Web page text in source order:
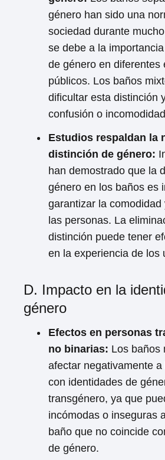
género han sido una
sociedad durante
se debe a la
de género en diferentes
públicos. Los baños
dificultar esta distinción
confusión o
Estudios respaldan la
distinción de género:
han demostrado que la
género en los baños es
garantizar la
las personas. La
distinción puede tener
en la experiencia de los
D. Impacto en la
género
Efectos en personas
no binarias: Los baños
afectar negativamente
con identidades de
transgénero, ya que
incómodas o inseguras
baño que no coincide
de género.